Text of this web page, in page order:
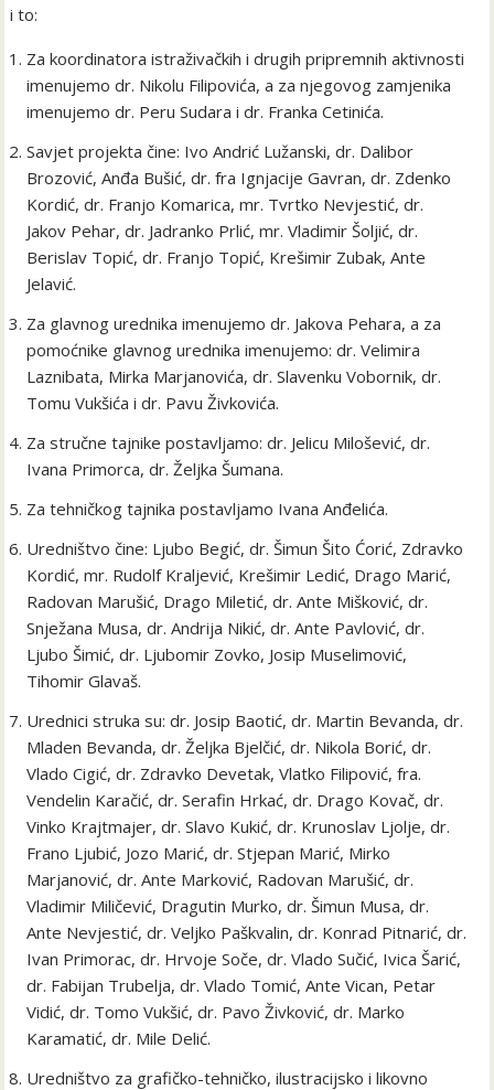
i to:
Za koordinatora istraživačkih i drugih pripremnih aktivnosti
imenujemo dr. Nikolu Filipovića, a za njegovog zamjenika
imenujemo dr. Peru Sudara i dr. Franka Cetinića.
Savjet projekta čine: Ivo Andrić Lužanski, dr. Dalibor
Brozović, Anđa Bušić, dr. fra Ignjacije Gavran, dr. Zdenko
Kordić, dr. Franjo Komarica, mr. Tvrtko Nevjestić, dr.
Jakov Pehar, dr. Jadranko Prlić, mr. Vladimir Šoljić, dr.
Berislav Topić, dr. Franjo Topić, Krešimir Zubak, Ante
Jelavić.
Za glavnog urednika imenujemo dr. Jakova Pehara, a za
pomoćnike glavnog urednika imenujemo: dr. Velimira
Laznibata, Mirka Marjanovića, dr. Slavenku Vobornik, dr.
Tomu Vukšića i dr. Pavu Živkovića.
Za stručne tajnike postavljamo: dr. Jelicu Milošević, dr.
Ivana Primorca, dr. Željka Šumana.
Za tehničkog tajnika postavljamo Ivana Anđelića.
Uredništvo čine: Ljubo Begić, dr. Šimun Šito Ćorić, Zdravko
Kordić, mr. Rudolf Kraljević, Krešimir Ledić, Drago Marić,
Radovan Marušić, Drago Miletić, dr. Ante Mišković, dr.
Snježana Musa, dr. Andrija Nikić, dr. Ante Pavlović, dr.
Ljubo Šimić, dr. Ljubomir Zovko, Josip Muselimović,
Tihomir Glavaš.
Urednici struka su: dr. Josip Baotić, dr. Martin Bevanda, dr.
Mladen Bevanda, dr. Željka Bjelčić, dr. Nikola Borić, dr.
Vlado Cigić, dr. Zdravko Devetak, Vlatko Filipović, fra.
Vendelin Karačić, dr. Serafin Hrkać, dr. Drago Kovač, dr.
Vinko Krajtmajer, dr. Slavo Kukić, dr. Krunoslav Ljolje, dr.
Frano Ljubić, Jozo Marić, dr. Stjepan Marić, Mirko
Marjanović, dr. Ante Marković, Radovan Marušić, dr.
Vladimir Miličević, Dragutin Murko, dr. Šimun Musa, dr.
Ante Nevjestić, dr. Veljko Paškvalin, dr. Konrad Pitnarić, dr.
Ivan Primorac, dr. Hrvoje Soče, dr. Vlado Sučić, Ivica Šarić,
dr. Fabijan Trubelja, dr. Vlado Tomić, Ante Vican, Petar
Vidić, dr. Tomo Vukšić, dr. Pavo Živković, dr. Marko
Karamatić, dr. Mile Delić.
Uredništvo za grafičko-tehničko, ilustracijsko i likovno